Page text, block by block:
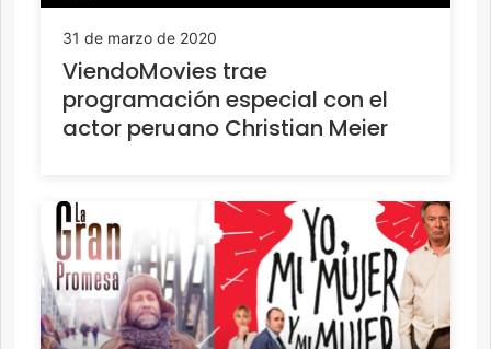
31 de marzo de 2020
ViendoMovies trae
programación especial con el
actor peruano Christian Meier